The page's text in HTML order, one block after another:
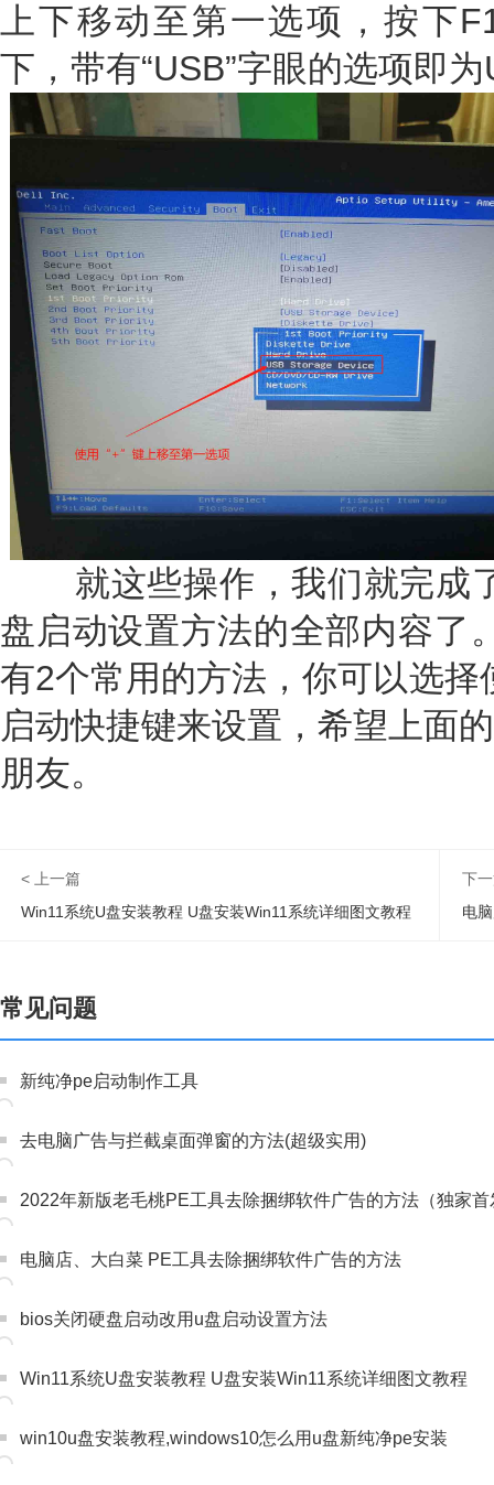
上下移动至第一选项，按下
下，带有“USB”字眼的选项即
就这些操作，我们就完成
盘启动设置方法的全部内容了
有2个常用的方法，你可以选
启动快捷键来设置，希望上面
朋友。
< 上一篇
Win11系统U盘安装教程 U盘安装Win11系统详细图文教程
下
电
常见问题
新纯净pe启动制作工具
去电脑广告与拦截桌面弹窗的方法(超级实用)
2022年新版老毛桃PE工具去除捆绑软件广告的方法（独家首
电脑店、大白菜 PE工具去除捆绑软件广告的方法
bios关闭硬盘启动改用u盘启动设置方法
Win11系统U盘安装教程 U盘安装Win11系统详细图文教程
win10u盘安装教程,windows10怎么用u盘新纯净pe安装